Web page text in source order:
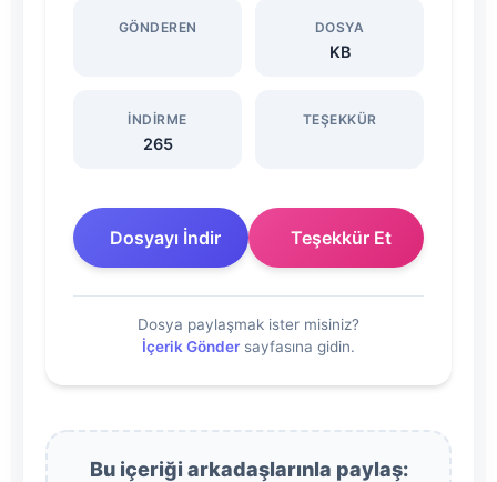
GÖNDEREN DOSYA
KB
İNDIRME
265
TEŞEKKÜR
Dosyayı İndir Teşekkür Et
Dosya paylaşmak ister misiniz?
İçerik Gönder sayfasına gidin.
Bu içeriği arkadaşlarınla paylaş: